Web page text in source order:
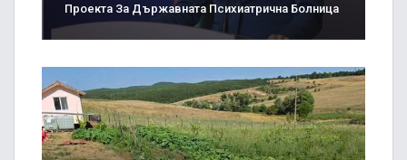
Проекта За Държавната Психиатрична Болница